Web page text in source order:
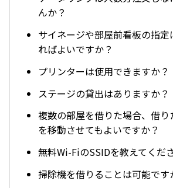
んか？
サイネージや部屋前看板の指
ればよいですか？
プリンターは使用できますか？
ステージの貸出はありますか？
複数の部屋を借りた場合、借り
を移動させてもよいですか？
無料Wi-FiのSSIDを教えてくださ
掃除機を借りることは可能です